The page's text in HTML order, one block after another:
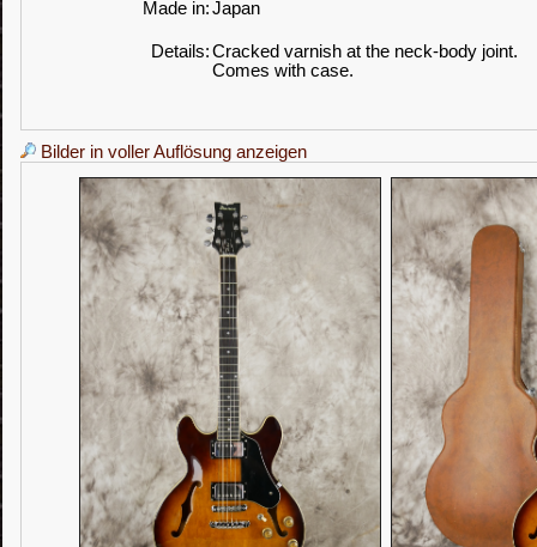
Made in:Japan
Details:Cracked varnish at the neck-body joint.
Comes with case.
Bilder in voller Auflösung anzeigen